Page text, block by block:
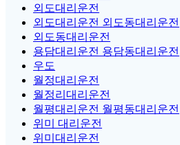
외도대리운전
외도대리운전 외도동대리운전
외도동대리운전
용담대리운전 용담동대리운전
우도
월정대리운전
월정리대리운전
월평대리운전 월평동대리운전
위미 대리운전
위미대리운전